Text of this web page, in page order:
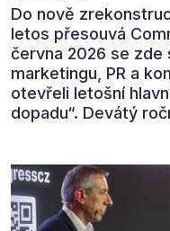
Do nově
letos přesouvá
června 2026 se zde
marketingu, PR a
otevřeli letošní
dopadu“. Devátý